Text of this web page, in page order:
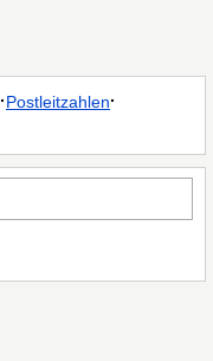
·Postleitzahlen·